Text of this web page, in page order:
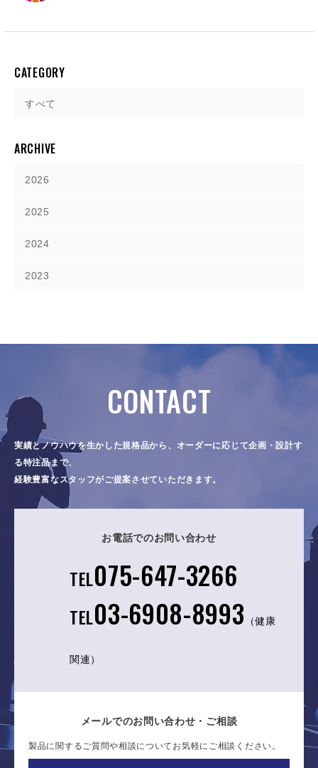
CATEGORY
すべて
ARCHIVE
2026
2025
2024
2023
CONTACT
実績とノウハウを生かした規格品から、オーダーに応じて企画・設計す
る特注品まで、
経験豊富なスタッフがご提案させていただきます。
お電話でのお問い合わせ
TEL075-647-3266
TEL03-6908-8993 （健康
関連）
メールでのお問い合わせ・ご相談
製品に関するご質問や相談についてお気軽にご相談ください。